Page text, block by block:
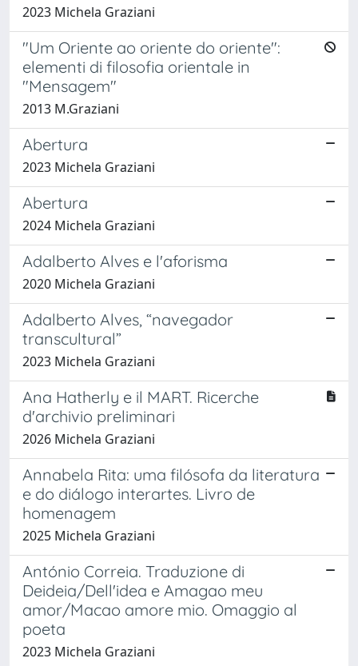
2023 Michela Graziani
"Um Oriente ao oriente do oriente":
elementi di filosofia orientale in
"Mensagem"
2013 M.Graziani
Abertura
2023 Michela Graziani
Abertura
2024 Michela Graziani
Adalberto Alves e l'aforisma
2020 Michela Graziani
Adalberto Alves, “navegador
transcultural”
2023 Michela Graziani
Ana Hatherly e il MART. Ricerche
d'archivio preliminari
2026 Michela Graziani
Annabela Rita: uma filósofa da literatura
e do diálogo interartes. Livro de
homenagem
2025 Michela Graziani
António Correia. Traduzione di
Deideia/Dell'idea e Amagao meu
amor/Macao amore mio. Omaggio al
poeta
2023 Michela Graziani